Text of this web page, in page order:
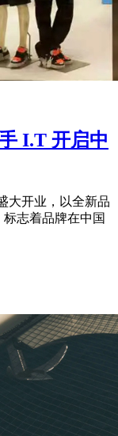
I.T 开启中
大开业，以全新品
志着品牌在中国